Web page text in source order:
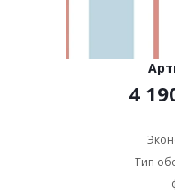
4
Тип